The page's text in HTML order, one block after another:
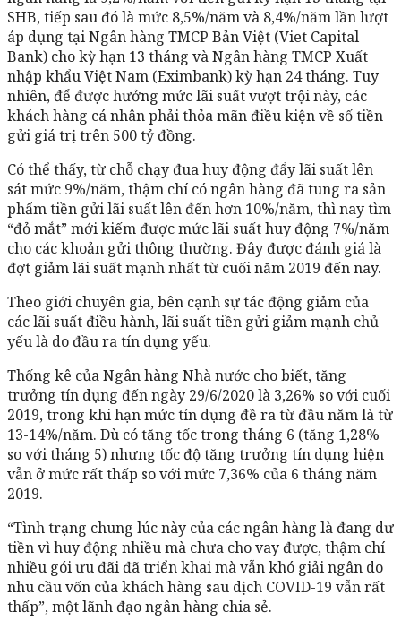
SHB, tiếp sau đó là mức 8,5%/năm và 8,4%/năm lần lượt
áp dụng tại Ngân hàng TMCP Bản Việt (Viet Capital
Bank) cho kỳ hạn 13 tháng và Ngân hàng TMCP Xuất
nhập khẩu Việt Nam (Eximbank) kỳ hạn 24 tháng. Tuy
nhiên, để được hưởng mức lãi suất vượt trội này, các
khách hàng cá nhân phải thỏa mãn điều kiện về số tiền
gửi giá trị trên 500 tỷ đồng.
Có thể thấy, từ chỗ chạy đua huy động đẩy lãi suất lên
sát mức 9%/năm, thậm chí có ngân hàng đã tung ra sản
phẩm tiền gửi lãi suất lên đến hơn 10%/năm, thì nay tìm
“đỏ mắt” mới kiếm được mức lãi suất huy động 7%/năm
cho các khoản gửi thông thường. Đây được đánh giá là
đợt giảm lãi suất mạnh nhất từ cuối năm 2019 đến nay.
Theo giới chuyên gia, bên cạnh sự tác động giảm của
các lãi suất điều hành, lãi suất tiền gửi giảm mạnh chủ
yếu là do đầu ra tín dụng yếu.
Thống kê của Ngân hàng Nhà nước cho biết, tăng
trưởng tín dụng đến ngày 29/6/2020 là 3,26% so với cuối
2019, trong khi hạn mức tín dụng đề ra từ đầu năm là từ
13-14%/năm. Dù có tăng tốc trong tháng 6 (tăng 1,28%
so với tháng 5) nhưng tốc độ tăng trưởng tín dụng hiện
vẫn ở mức rất thấp so với mức 7,36% của 6 tháng năm
2019.
“Tình trạng chung lúc này của các ngân hàng là đang dư
tiền vì huy động nhiều mà chưa cho vay được, thậm chí
nhiều gói ưu đãi đã triển khai mà vẫn khó giải ngân do
nhu cầu vốn của khách hàng sau dịch COVID-19 vẫn rất
thấp”, một lãnh đạo ngân hàng chia sẻ.